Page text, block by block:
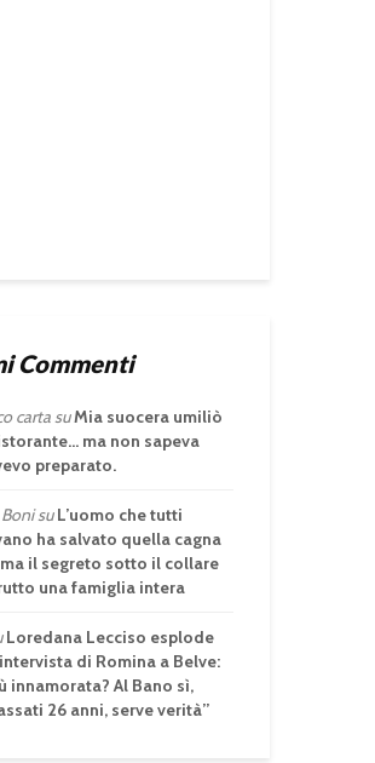
Commenti
cartasuMia suocera umiliò
ma non sapeva
preparato.
suL’uomo che tutti
ha salvato quella cagna
il segreto sotto il collare
una famiglia intera
Loredana Lecciso esplode
di Romina a Belve:
innamorata? Al Bano sì,
26 anni, serve verità”